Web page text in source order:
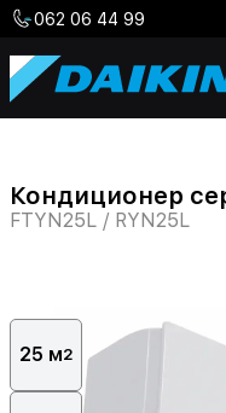
062 06 44 99
Кондиционер
FTYN25L / RYN25L
25 м2